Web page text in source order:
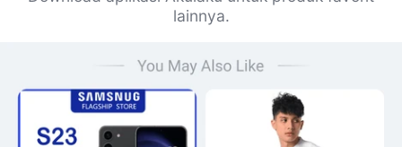
lainnya.